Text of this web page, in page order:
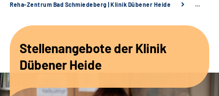
Unsere Angebote
Reha-Zentrum Bad Schmiedeberg | Klinik Dübener Heide …
Stellenangebote der Klinik
Dübener Heide